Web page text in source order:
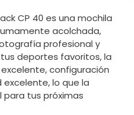
CP 40 es una mochila
acolchada,
profesional y
deportes favoritos, la
configuración
lo que la
para tus próximas